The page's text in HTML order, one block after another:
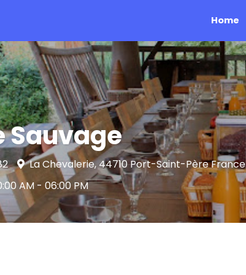
Home
Sauvage
La Chevalerie, 44710 Port-Saint-Père France
AM - 06:00 PM